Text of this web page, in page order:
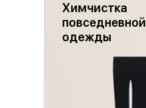
Химчистка
повседневной
одежды